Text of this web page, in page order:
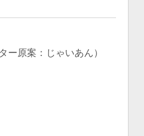
原案：じゃいあん）